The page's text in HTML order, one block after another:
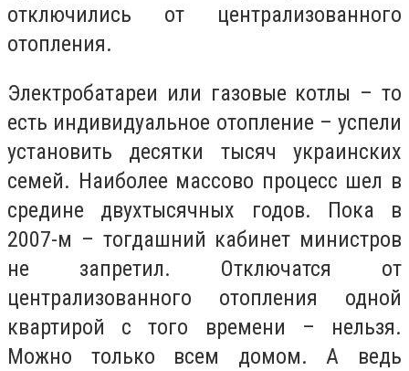
отключились от централизованного
отопления.
Электробатареи или газовые котлы – то
есть индивидуальное отопление – успели
установить десятки тысяч украинских
семей. Наиболее массово процесс шел в
средине двухтысячных годов. Пока в
2007-м – тогдашний кабинет министров
не запретил. Отключатся от
централизованного отопления одной
квартирой с того времени – нельзя.
Можно только всем домом. А ведь